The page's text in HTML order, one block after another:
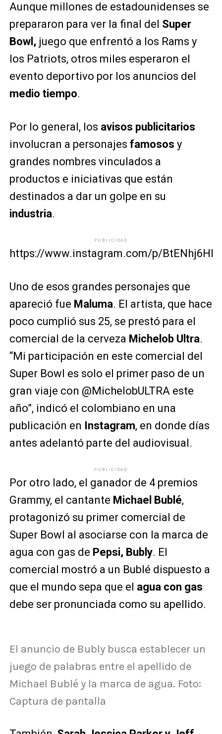
Aunque millones de estadounidenses se
prepararon para ver la final del Super
Bowl,juego que enfrentó a los Rams y
los Patriots, otros miles esperaron el
evento deportivo por los anuncios del
medio tiempo.
Por lo general, los avisos publicitarios
involucran a personajes famosos y
grandes nombres vinculados a
productos e iniciativas que están
destinados a dar un golpe en su
industria.
PUBLICIDAD
https://www.instagram.com/p/
Uno de esos grandes personajes que
apareció fue Maluma. El artista, que hace
poco cumplió sus 25, se prestó para el
comercial de la cerveza Michelob Ultra.
“Mi participación en este comercial del
Super Bowl es solo el primer paso de un
gran viaje con @MichelobULTRA este
año”, indicó el colombiano en una
publicación en Instagram, en donde días
antes adelantó parte del audiovisual.
PUBLICIDAD
Por otro lado, el ganador de 4 premios
Grammy, el cantante Michael Bublé,
protagonizó su primer comercial de
Super Bowl al asociarse con la marca de
agua con gas de Pepsi, Bubly. El
comercial mostró a un Bublé dispuesto a
que el mundo sepa que el agua con gas
debe ser pronunciada como su apellido.
El anuncio de Bubly busca establecer un
juego de palabras entre el apellido de
Michael Bublé y la marca de agua. Foto:
Captura de pantalla